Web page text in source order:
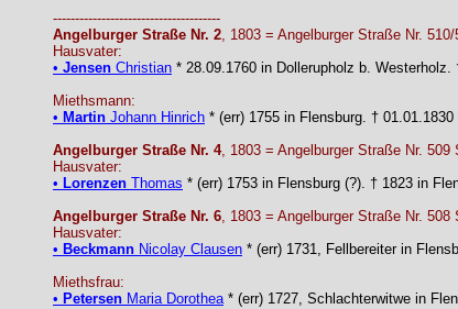
--------------------------------------
Angelburger Straße Nr. 2, 1803 = Angelburger Straße Nr.
Hausvater:
• Jensen Christian * 28.09.1760 in Dollerupholz b.
Miethsmann:
• Martin Johann Hinrich * (err) 1755 in Flensburg. †
Angelburger Straße Nr. 4, 1803 = Angelburger Straße Nr. 509
Hausvater:
• Lorenzen Thomas * (err) 1753 in Flensburg (?). † 1823 in
Angelburger Straße Nr. 6, 1803 = Angelburger Straße Nr. 508
Hausvater:
• Beckmann Nicolay Clausen * (err) 1731, Fellbereiter in
Miethsfrau:
• Petersen Maria Dorothea* (err) 1727, Schlachterwitwe in